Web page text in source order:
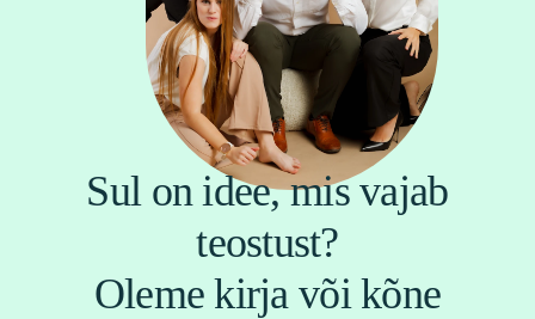
Sul on idee, mis vajab
teostust?
Oleme kirja või kõne